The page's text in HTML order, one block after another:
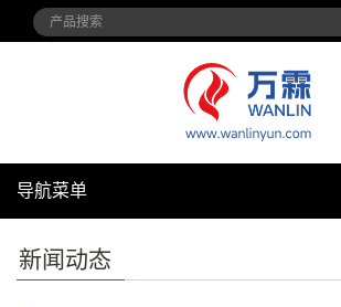
导航菜单
新闻动态